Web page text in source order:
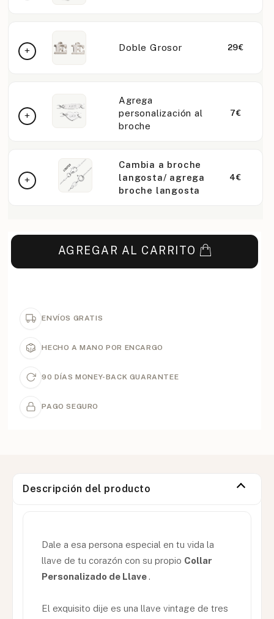
Doble Grosor 29€
Agrega
personalización al
broche
7€
Cambia a broche
langosta/ agrega
broche langosta
4€
AGREGAR AL CARRITO
ENVÍOS GRATIS
HECHO A MANO POR ENCARGO
90 DÍAS MONEY-BACK GUARANTEE
PAGO SEGURO
Descripción del producto
Dale a esa persona especial en tu vida la
llave de tu corazón con su propio Collar
Personalizado de Llave.
El exquisito dije es una llave vintage de tres